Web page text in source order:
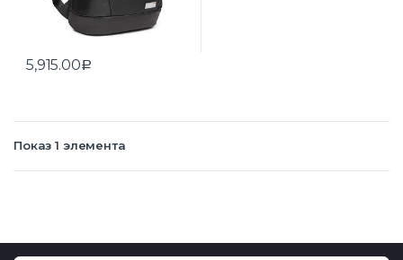
5,915.00Р
Показ 1 элемента